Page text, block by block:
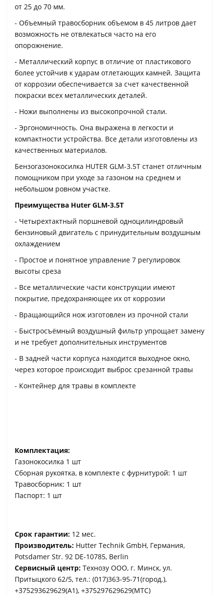
от 25 до 70 мм.
- Объемный травосборник объемом в 45 литров дает
возможность не отвлекаться часто на его
опорожнение.
- Металлический корпус в отличие от пластикового
более устойчив к ударам отлетающих камней. Защита
от коррозии обеспечивается за счет качественной
покраски всех металлических деталей.
- Ножи выполнены из высокопрочной стали.
- Эргономичность. Она выражена в легкости и
компактности устройства. Все детали изготовлены из
качественных материалов.
Бензогазонокосилка HUTER GLM-3.5T станет отличным
помощником при уходе за газоном на среднем и
небольшом ровном участке.
Преимущества Huter GLM-3.5T
- Четырехтактный поршневой одноцилиндровый
бензиновый двигатель с принудительным воздушным
охлаждением
- Простое и понятное управление 7 регулировок
высоты среза
- Все металлические части конструкции имеют
покрытие, предохраняющее их от коррозии
- Вращающийся нож изготовлен из прочной стали
- Быстросъёмный воздушный фильтр упрощает замену
и не требует дополнительных инструментов
- В задней части корпуса находится выходное окно,
через которое происходит выброс срезанной травы
- Контейнер для травы в комплекте
Комплектация:
Газонокосилка 1 шт
Сборная рукоятка, в комплекте с фурнитурой: 1 шт
Травосборник: 1 шт
Паспорт: 1 шт
Срок гарантии: 12 мес.
Производитель: Hutter Technik GmbH, Германия,
Potsdamer Str. 92 DE-10785, Berlin
Сервисный центр: Технозу ООО, г. Минск, ул.
Притыцкого 62/5, тел.: (017)363-95-71(город.),
+375293629629(A1), +375297629629(МТС)